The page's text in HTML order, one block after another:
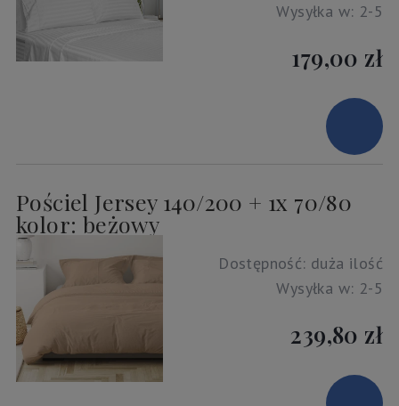
Wysyłka w: 2-5
179,00 zł
Pościel Jersey 140/200 + 1x 70/80
kolor: beżowy
Dostępność: duża ilość
Wysyłka w: 2-5
239,80 zł